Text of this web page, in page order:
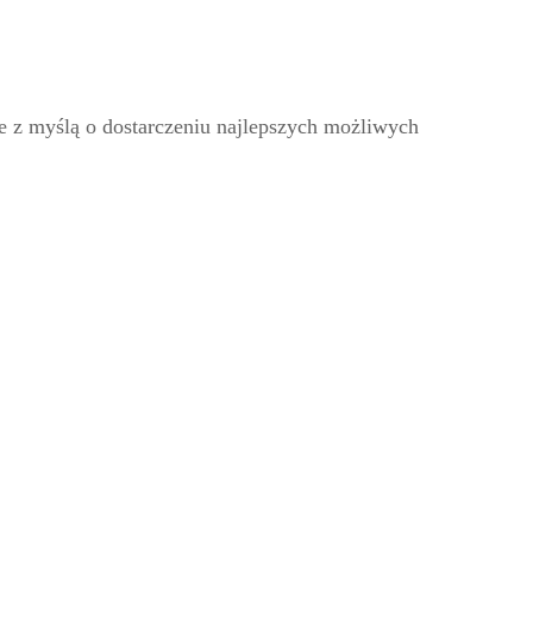
z myślą o dostarczeniu najlepszych możliwych